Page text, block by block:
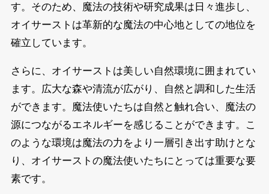
す。そのため、魔法の技術や研究成果は日々進歩し、
オイサーストは革新的な魔法の中心地としての地位を
確立しています。
さらに、オイサーストは美しい自然環境に囲まれてい
ます。広大な森や清流が広がり、自然と調和した生活
ができます。魔法使いたちは自然と触れ合い、魔法の
源につながるエネルギーを感じることができます。こ
のような環境は魔法の力をより一層引き出す助けとな
り、オイサーストの魔法使いたちにとっては重要な要
素です。